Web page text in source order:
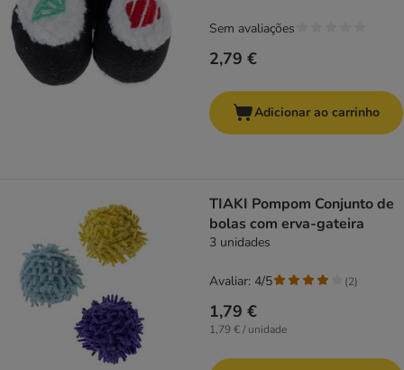
2,79 €
Sem avaliações
Adicionar ao carrinho
TIAKI Pompom Conjunto de
bolas com erva-gateira
3 unidades
1,79 €
1,79 € / unidade
Avaliar: 4/5 (2)